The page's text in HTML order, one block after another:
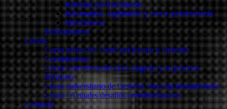
Reforma del Parlamento
Indemnidad, legitimidad y fuero parlamentario
Misceláneos
El Montonero
Cursos
Curso básico de Teoría del Estado y Derecho
Constitucional
Curso Conformación del Congreso y su proceso
decisorio
Curso universitario de Derecho Procesal Parlamentario
Curso «Actuales desafíos constitucionales»
Contacto